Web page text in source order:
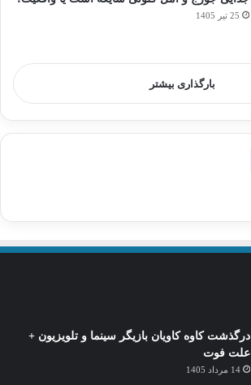
25 تیر 1405
بارگذاری بیشتر
درگذشت کاوه کاویان بازیگر سینما و تلویزیون +
علت فوت
14 مرداد 1405